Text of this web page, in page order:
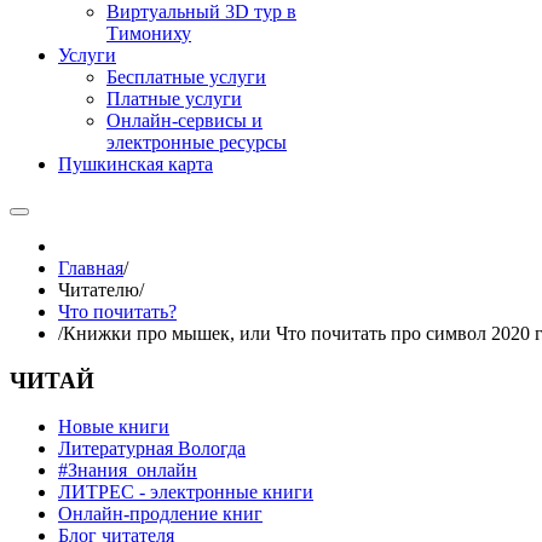
Виртуальный 3D тур в
Тимониху
Услуги
Бесплатные услуги
Платные услуги
Онлайн-сервисы и
электронные ресурсы
Пушкинская карта
Главная/
Читателю/
Что почитать?
/Книжки про мышек, или Что почитать про символ 2020
ЧИТАЙ
Новые книги
Литературная Вологда
#Знания_онлайн
ЛИТРЕС - электронные книги
Онлайн-продление книг
Блог читателя